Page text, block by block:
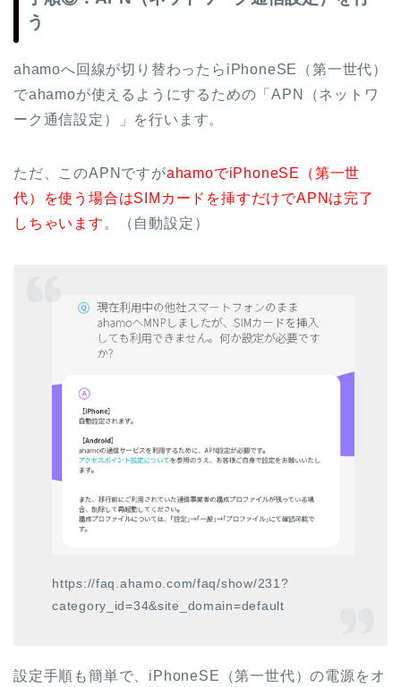
う
ahamoへ回線が切り替わったらiPhoneSE（第一世代）
でahamoが使えるようにするための「APN（ネットワ
ーク通信設定）」を行います。
ただ、このAPNですがahamoでiPhoneSE（第一世
代）を使う場合はSIMカードを挿すだけでAPNは完了
しちゃいます 。（自動設定）
https://faq.ahamo.com/faq/show/231?
category_id=34&site_domain=default
設定手順も簡単で、iPhoneSE（第一世代）の電源をオ